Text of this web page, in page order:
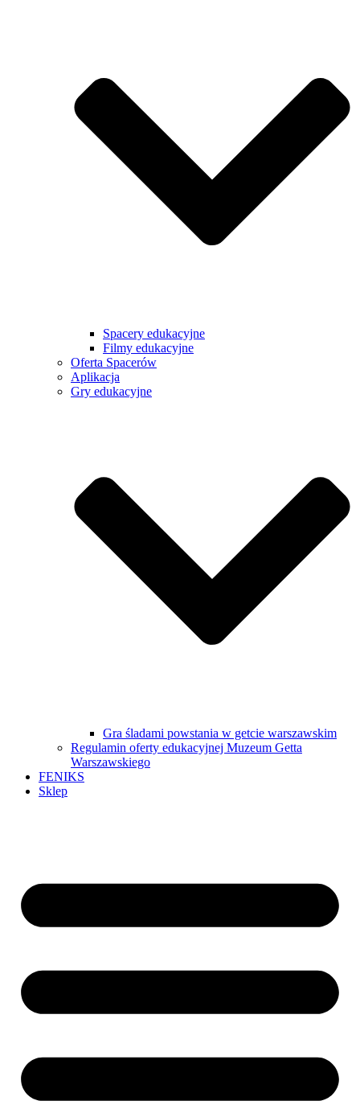
Spacery edukacyjne
Filmy edukacyjne
Oferta Spacerów
Aplikacja
Gry edukacyjne
Gra śladami powstania w getcie warszawskim
Regulamin oferty edukacyjnej Muzeum Getta
Warszawskiego
FENIKS
Sklep